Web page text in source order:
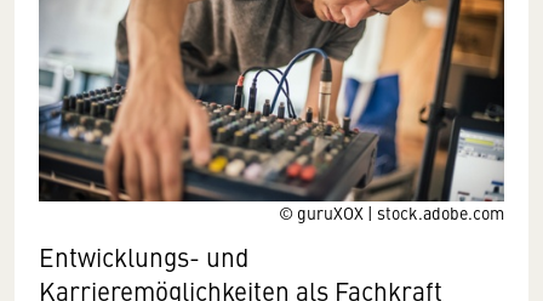
© guruXOX | stock.adobe.com
Entwicklungs- und
Karrieremöglichkeiten als Fachkraft